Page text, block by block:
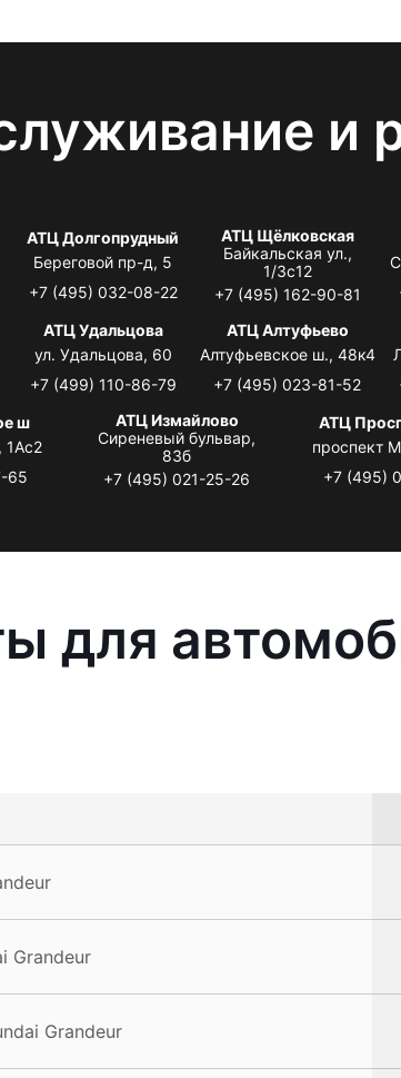
и
АТЦ Долгопрудный
Береговой пр-д, 5
+7 (495) 032-08-22
АТЦ Щёлковская
Байкальская ул.,
1/3с12
+7 (495) 162-90-81
АТЦ Удальцова
ул. Удальцова, 60
+7 (499) 110-86-79
АТЦ Алтуфьево
Алтуфьевское ш., 48к4
+7 (495) 023-81-52
ш
1Ас2
65
АТЦ Измайлово
Сиреневый бульвар,
83б
+7 (495) 021-25-26
АТЦ
проспект
+7 (495)
для
Grandeur
Grandeur